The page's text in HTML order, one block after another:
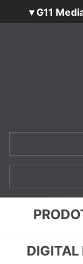
▾ G11
DIGITAL